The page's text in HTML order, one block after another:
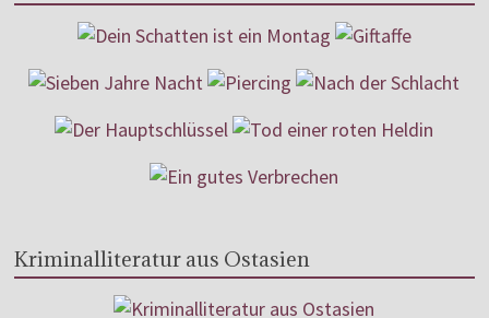
Kriminalliteratur aus Ostasien